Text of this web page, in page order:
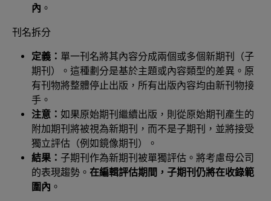
內 。
刊名拆分
定義： 單一刊名將其內容分成兩個或多個新期刊（子
期刊）。這種劃分是基於主題或內容類型的差異。原
有刊物將整體停止出版，所有出版內容均由新刊物接
手。
注意： 如果原始期刊繼續出版，則從原始期刊產生的
附加期刊將被視為新期刊，而不是子期刊，並將接受
獨立評估（例如鏡像期刊）。
結果： 子期刊作為新期刊被單獨評估。將考慮母公司
的表現趨勢。 在編輯評估期間，子期刊仍將在收錄範
圍內 。